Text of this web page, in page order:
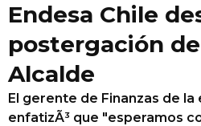
Endesa Chile
postergación
Alcalde
El gerente de Finanzas de
enfatizÃ³ que "esperamos